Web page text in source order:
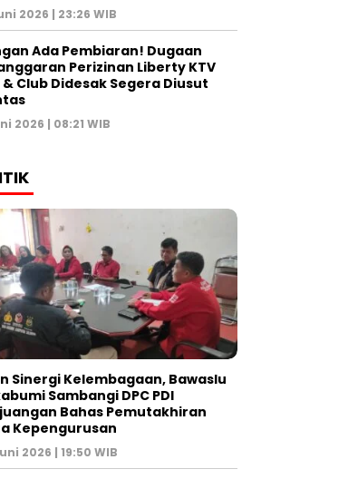
2026 | 23:26 WIB
Ada Pembiaran! Dugaan
Perizinan Liberty KTV
& Club Didesak Segera Diusut
2026 | 08:21 WIB
Sinergi Kelembagaan, Bawaslu
Sambangi DPC PDI
Bahas Pemutakhiran
Kepengurusan
2026 | 19:50 WIB